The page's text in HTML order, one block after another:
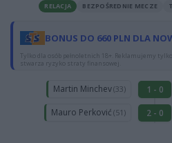
RELACJA BEZPOŚREDNIE MECZE
BONUS DO 660 PLN DLA
Tylko dla osób pełnoletnich 18+. Reklamujemy
stwarza ryzyko straty finansowej.
Martin Minchev(33)
1 - 0
Mauro Perković (51) 2 - 0